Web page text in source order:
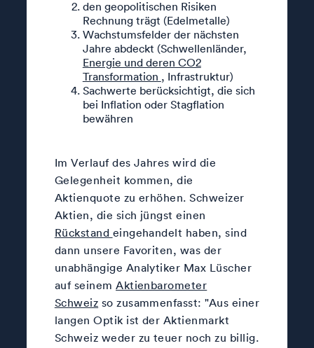
den geopolitischen Risiken
Rechnung trägt (Edelmetalle)
Wachstumsfelder der nächsten
Jahre abdeckt (Schwellenländer,
Energie und deren CO2
Transformation , Infrastruktur)
Sachwerte berücksichtigt, die sich
bei Inflation oder Stagflation
bewähren
Im Verlauf des Jahres wird die
Gelegenheit kommen, die
Aktienquote zu erhöhen. Schweizer
Aktien, die sich jüngst einen
Rückstand eingehandelt haben, sind
dann unsere Favoriten, was der
unabhängige Analytiker Max Lüscher
auf seinemAktienbarometer
Schweiz so zusammenfasst: "Aus einer
langen Optik ist der Aktienmarkt
Schweiz weder zu teuer noch zu billig.